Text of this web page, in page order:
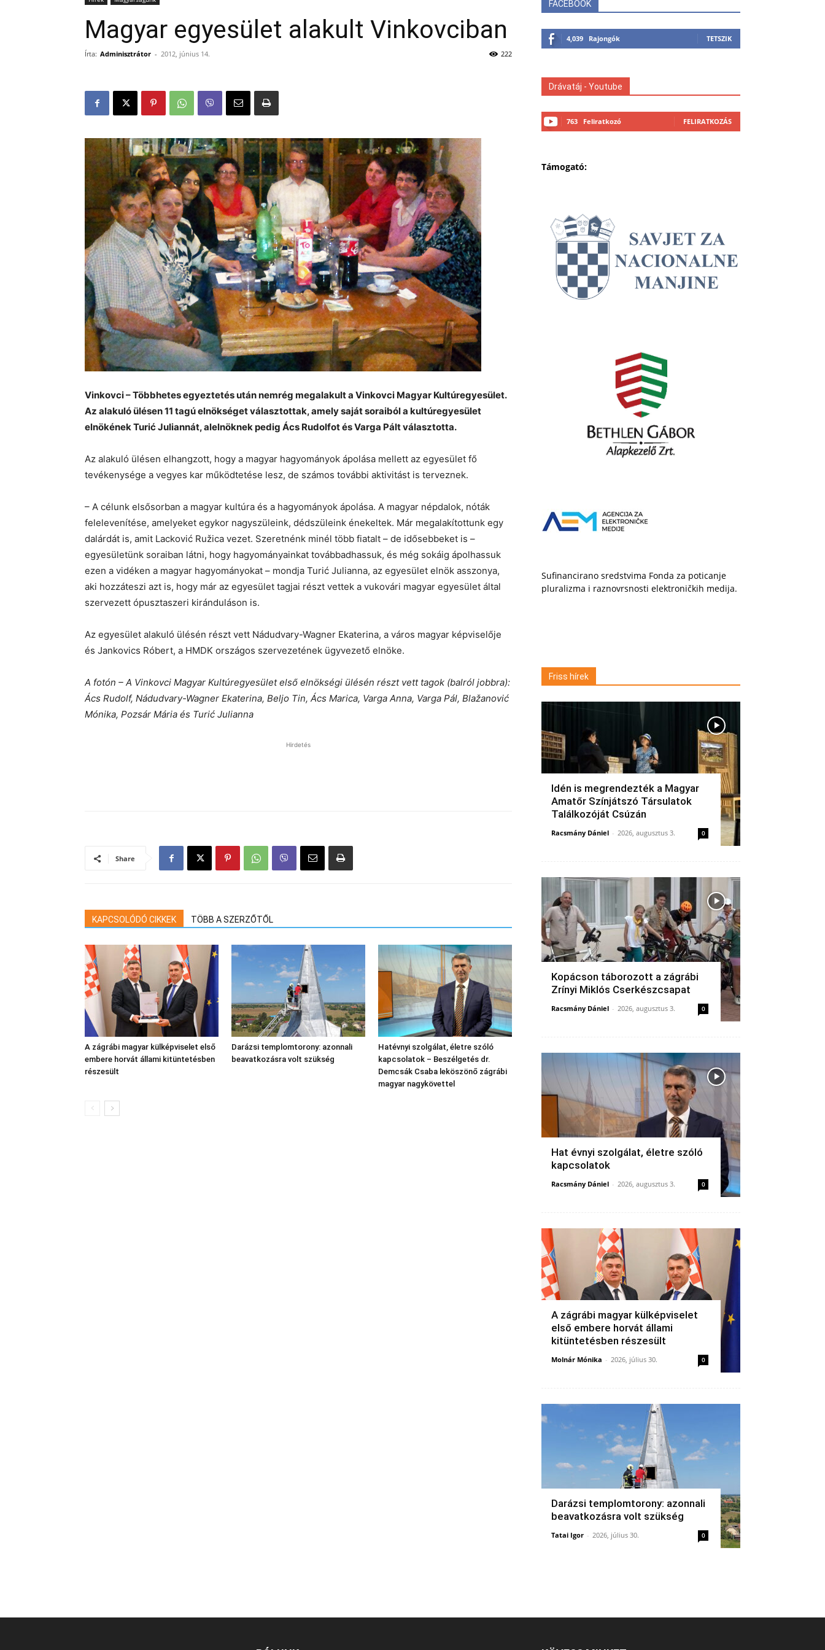
Magyar egyesület alakult Vinkovciban
Írta: Adminisztrátor - 2012, június 14. 222
Vinkovci – Többhetes egyeztetés után nemrég megalakult a Vinkovci Magyar Kultúregyesület.
Az alakuló ülésen 11 tagú elnökséget választottak, amely saját soraiból a kultúregyesület
elnökének Turić Juliannát, alelnöknek pedig Ács Rudolfot és Varga Pált választotta.
Az alakuló ülésen elhangzott, hogy a magyar hagyományok ápolása mellett az egyesület fő
tevékenysége a vegyes kar működtetése lesz, de számos további aktivitást is terveznek.
– A célunk elsősorban a magyar kultúra és a hagyományok ápolása. A magyar népdalok, nóták
felelevenítése, amelyeket egykor nagyszüleink, dédszüleink énekeltek. Már megalakítottunk egy
dalárdát is, amit Lacković Ružica vezet. Szeretnénk minél több fiatalt – de idősebbeket is –
egyesületünk soraiban látni, hogy hagyományainkat továbbadhassuk, és még sokáig ápolhassuk
ezen a vidéken a magyar hagyományokat – mondja Turić Julianna, az egyesület elnök asszonya,
aki hozzáteszi azt is, hogy már az egyesület tagjai részt vettek a vukovári magyar egyesület által
szervezett ópusztaszeri kiránduláson is.
Az egyesület alakuló ülésén részt vett Nádudvary-Wagner Ekaterina, a város magyar képviselője
és Jankovics Róbert, a HMDK országos szervezetének ügyvezető elnöke.
A fotón – A Vinkovci Magyar Kultúregyesület első elnökségi ülésén részt vett tagok (balról jobbra):
Ács Rudolf, Nádudvary-Wagner Ekaterina, Beljo Tin, Ács Marica, Varga Anna, Varga Pál, Blažanović
Mónika, Pozsár Mária és Turić Julianna
Hirdetés
Share
KAPCSOLÓDÓ CIKKEK TÖBB A SZERZŐTŐL
A zágrábi magyar külképviselet első
embere horvát állami kitüntetésben
részesült
Darázsi templomtorony: azonnali
beavatkozásra volt szükség
Hatévnyi szolgálat, életre szóló
kapcsolatok – Beszélgetés dr.
Demcsák Csaba leköszönő zágrábi
magyar nagykövettel
FACEBOOK
4,039 Rajongók TETSZIK
Drávatáj - Youtube
763 Feliratkozó FELIRATKOZÁS
Támogató:
Sufinancirano sredstvima Fonda za poticanje
pluralizma i raznovrsnosti elektroničkih medija.
Friss hírek
Idén is megrendezték a Magyar
Amatőr Színjátszó Társulatok
Találkozóját Csúzán
Racsmány Dániel - 2026, augusztus 3. 0
Kopácson táborozott a zágrábi
Zrínyi Miklós Cserkészcsapat
Racsmány Dániel - 2026, augusztus 3. 0
Hat évnyi szolgálat, életre szóló
kapcsolatok
Racsmány Dániel - 2026, augusztus 3. 0
A zágrábi magyar külképviselet
első embere horvát állami
kitüntetésben részesült
Molnár Mónika - 2026, július 30. 0
Darázsi templomtorony: azonnali
beavatkozásra volt szükség
Tatai Igor - 2026, július 30. 0